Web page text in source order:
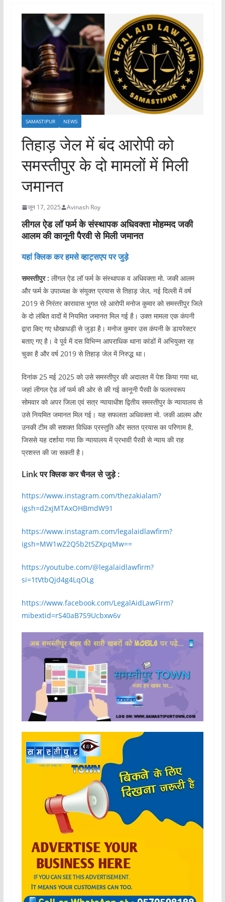
SAMASTIPUR NEWS
तिहाड़ जेल में बंद आरोपी को
समस्तीपुर के दो मामलों में मिली
जमानत
जून 17, 2025 Avinash Roy
लीगल ऐड लॉ फर्म के संस्थापक अधिवक्ता मोहम्मद जकी
आलम की कानूनी पैरवी से मिली जमानत
यहां क्लिक कर हमसे व्हाट्सएप पर जुड़े
समस्तीपुर : लीगल ऐड लॉ फर्म के संस्थापक व अधिवक्ता मो. जकी आलम
और फर्म के उपाध्यक्ष के संयुक्त प्रयास से तिहाड़ जेल, नई दिल्ली में वर्ष
2019 से निरंतर कारावास भुगत रहे आरोपी मनोज कुमार को समस्तीपुर जिले
के दो लंबित वादों में नियमित जमानत मिल गई है। उक्त मामला एक कंपनी
द्वारा किए गए धोखाधड़ी से जुड़ा है। मनोज कुमार उस कंपनी के डायरेक्टर
बताए गए है। वे पूर्व में दस विभिन्न आपराधिक थाना कांडों में अभियुक्त रह
चुका है और वर्ष 2019 से तिहाड़ जेल में निरुद्ध था।
दिनांक 25 मई 2025 को उसे समस्तीपुर की अदालत में पेश किया गया था,
जहां लीगल ऐड लॉ फर्म की ओर से की गई कानूनी पैरवी के फलस्वरूप
सोमवार को अपर जिला एवं सत्र न्यायाधीश द्वितीय समस्तीपुर के न्यायालय से
उसे नियमित जमानत मिल गई। यह सफलता अधिवक्ता मो. जकी आलम और
उनकी टीम की सशक्त विधिक प्रस्तुति और सतत प्रयास का परिणाम है,
जिससे यह दर्शाया गया कि न्यायालय में प्रभावी पैरवी से न्याय की राह
प्रशस्त की जा सकती है।
Link पर क्लिक कर चैनल से जुड़े :
https://www.instagram.com/thezakialam?
igsh=d2xjMTAxOHBmdW91
https://www.instagram.com/legalaidlawfirm?
igsh=MW1wZ2Q5b2t5ZXpqMw==
https://youtube.com/@legalaidlawfirm?
si=1tVtbQjd4g4LqOLg
https://www.facebook.com/LegalAidLawFirm?
mibextid=rS40aB7S9Ucbxw6v